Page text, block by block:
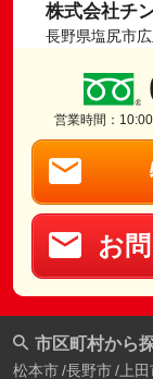
株式会社チ
長野県塩尻市
営業時間：
お
市区町村から
松本市 長野市 上田